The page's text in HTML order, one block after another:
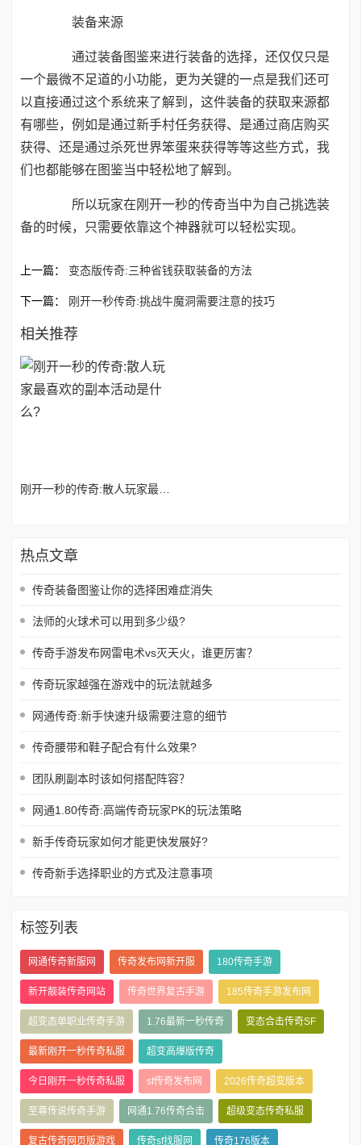
装备来源
通过装备图鉴来进行装备的选择，还仅仅只是
一个最微不足道的小功能，更为关键的一点是我们还可
以直接通过这个系统来了解到，这件装备的获取来源都
有哪些，例如是通过新手村任务获得、是通过商店购买
获得、还是通过杀死世界笨蛋来获得等等这些方式，我
们也都能够在图鉴当中轻松地了解到。
所以玩家在刚开一秒的传奇当中为自己挑选装
备的时候，只需要依靠这个神器就可以轻松实现。
上一篇： 变态版传奇:三种省钱获取装备的方法
下一篇： 刚开一秒传奇:挑战牛魔洞需要注意的技巧
相关推荐
热点文章
传奇装备图鉴让你的选择困难症消失
法师的火球术可以用到多少级?
传奇手游发布网雷电术vs灭天火，谁更厉害？
传奇玩家越强在游戏中的玩法就越多
网通传奇:新手快速升级需要注意的细节
传奇腰带和鞋子配合有什么效果?
团队刷副本时该如何搭配阵容？
网通1.80传奇:高端传奇玩家PK的玩法策略
新手传奇玩家如何才能更快发展好?
传奇新手选择职业的方式及注意事项
标签列表
网通传奇新服网 传奇发布网新开服 180传奇手游
新开靓装传奇网站 传奇世界复古手游 185传奇手游发布网
超变态单职业传奇手游 1.76最新一秒传奇 变态合击传奇SF
最新刚开一秒传奇私服 超变高爆版传奇
今日刚开一秒传奇私服 sf传奇发布网 2026传奇超变版本
至尊传说传奇手游 网通1.76传奇合击 超级变态传奇私服
复古传奇网页版游戏 传奇sf找服网 传奇176版本